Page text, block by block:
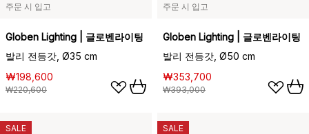
주문 시 입고
Globen Lighting | 글로벤라이팅
발리 전등갓, Ø35 cm
₩198,600
₩220,600
주문 시 입고
Globen Lighting | 글로벤라이팅
발리 전등갓, Ø50 cm
₩353,700
₩393,000
SALE SALE